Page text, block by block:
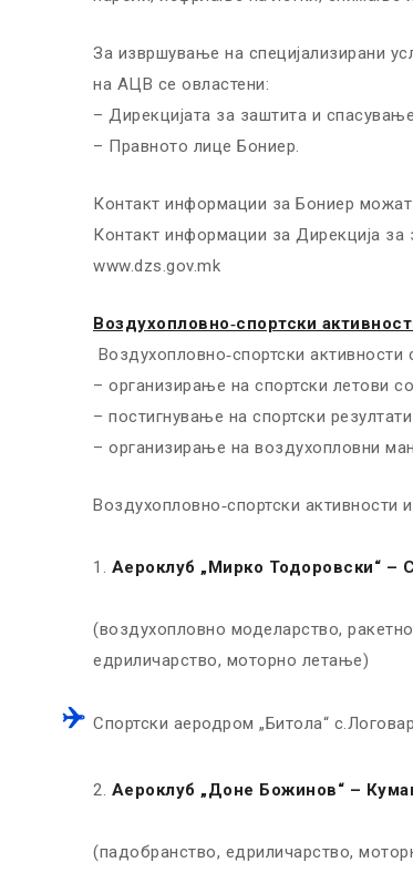
За извршување на специјализирани
на АЦВ се овластени:
– Дирекцијата за заштита и спасување
– Правното лице Бониер.
Контакт информации за Бониер
Контакт информации за Дирекција
www.dzs.gov.mk
Воздухопловно‐спортски
Воздухопловно‐спортски
– организирање на спортски летови
– постигнување на спортски
– организирање на воздухопловни
Воздухопловно‐спортски активности
Аероклуб „Мирко Тодоровски“ –
(воздухопловно моделарство,
едриличарство, моторно летање)
Спортски аеродром „Битола“
Аероклуб „Доне Божинов“ –
(падобранство, едриличарство,